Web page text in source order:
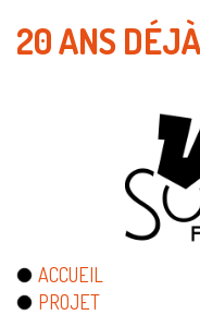
20 ANS
ACCUEIL
PROJET